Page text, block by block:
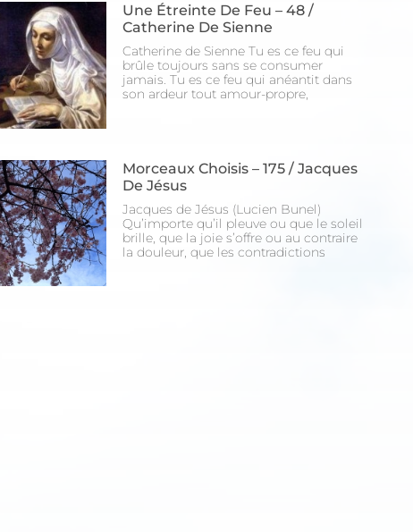
Une Étreinte De Feu – 48 /
Catherine De Sienne
Catherine de Sienne Tu es ce feu qui
brûle toujours sans se consumer
jamais. Tu es ce feu qui anéantit dans
son ardeur tout amour-propre,
Morceaux Choisis – 175 / Jacques
De Jésus
Jacques de Jésus (Lucien Bunel)
Qu’importe qu’il pleuve ou que le soleil
brille, que la joie s’offre ou au contraire
la douleur, que les contradictions